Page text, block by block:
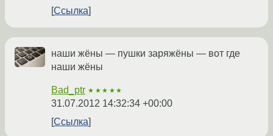
Ссылка
наши жёны — пушки заряжёны — вот где
наши жёны
Bad_ptr ★★★★★
31.07.2012 14:32:34 +00:00
Ссылка